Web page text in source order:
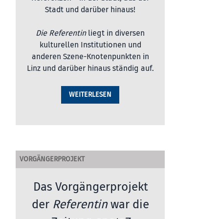
Stadt und darüber hinaus!
Die Referentinliegt in diversen
kulturellen Institutionen und
anderen Szene-Knotenpunkten in
Linz und darüber hinaus ständig auf.
WEITERLESEN
VORGÄNGERPROJEKT
Das Vorgängerprojekt
der Referentinwar die